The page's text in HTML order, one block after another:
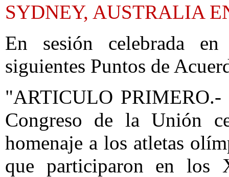
SYDNEY, AUSTRALIA
En sesión celebrada
siguientes Puntos de
"ARTICULO PRIMERO.-
Congreso de la Unión
homenaje a los atletas
que participaron en